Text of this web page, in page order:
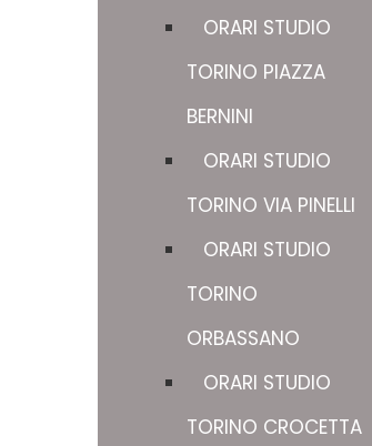
ORARI STUDIO
TORINO PIAZZA
BERNINI
ORARI STUDIO
TORINO VIA PINELLI
ORARI STUDIO
TORINO
ORBASSANO
ORARI STUDIO
TORINO CROCETTA